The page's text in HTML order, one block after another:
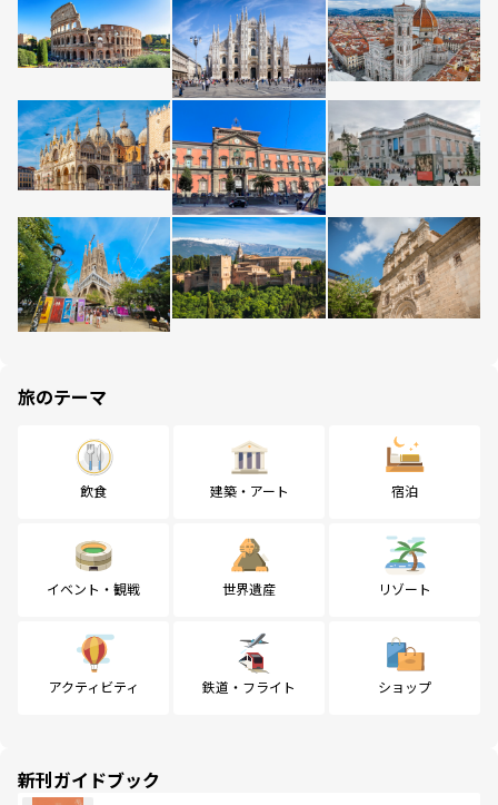
旅のテーマ
飲食 建築・アート 宿泊
イベント・観戦 世界遺産 リゾート
アクティビティ 鉄道・フライト ショップ
新刊ガイドブック